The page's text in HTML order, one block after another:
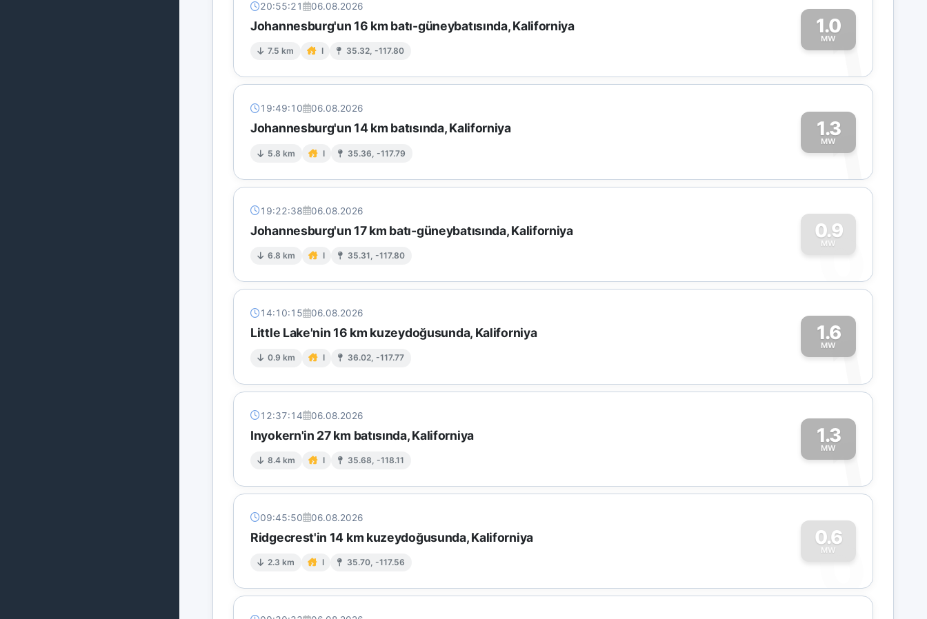
20:55:21 06.08.2026
Johannesburg'un 16 km batı-güneybatısında, Kaliforniya
7.5 km I 35.32, -117.80
1.0
MW
1
19:49:10 06.08.2026
Johannesburg'un 14 km batısında, Kaliforniya
5.8 km I 35.36, -117.79
1.3
MW
1
19:22:38 06.08.2026
Johannesburg'un 17 km batı-güneybatısında, Kaliforniya
6.8 km I 35.31, -117.80
0.9
MW
0
14:10:15 06.08.2026
Little Lake'nin 16 km kuzeydoğusunda, Kaliforniya
0.9 km I 36.02, -117.77
1.6
MW
1
12:37:14 06.08.2026
Inyokern'in 27 km batısında, Kaliforniya
8.4 km I 35.68, -118.11
1.3
MW
1
09:45:50 06.08.2026
Ridgecrest'in 14 km kuzeydoğusunda, Kaliforniya
2.3 km I 35.70, -117.56
0.6
MW
0